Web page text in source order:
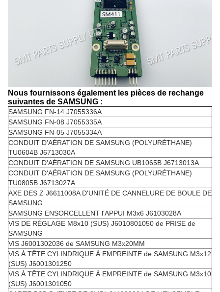
Nous fournissons également les pièces de rechange
suivantes de SAMSUNG :
SAMSUNG FN-14 J7055336A
SAMSUNG FN-08 J7055335A
SAMSUNG FN-05 J7055334A
CONDUIT D'AÉRATION DE SAMSUNG (POLYURÉTHANE)
TU0604B J6713030A
CONDUIT D'AÉRATION DE SAMSUNG UB1065B J6713013A
CONDUIT D'AÉRATION DE SAMSUNG (POLYURÉTHANE)
TU0805B J6713027A
AXE DES Z J6611008A D'UNITÉ DE CANNELURE DE BOULE DE
SAMSUNG
SAMSUNG ENSORCELLENT l'APPUI M3x6 J6103028A
VIS DE RÉGLAGE M8x10 (SUS) J6010801050 de PRISE de
SAMSUNG
VIS J6001302036 de SAMSUNG M3x20MM
VIS À TÊTE CYLINDRIQUE À EMPREINTE de SAMSUNG M3x12
(SUS) J6001301250
VIS À TÊTE CYLINDRIQUE À EMPREINTE de SAMSUNG M3x10
(SUS) J6001301050